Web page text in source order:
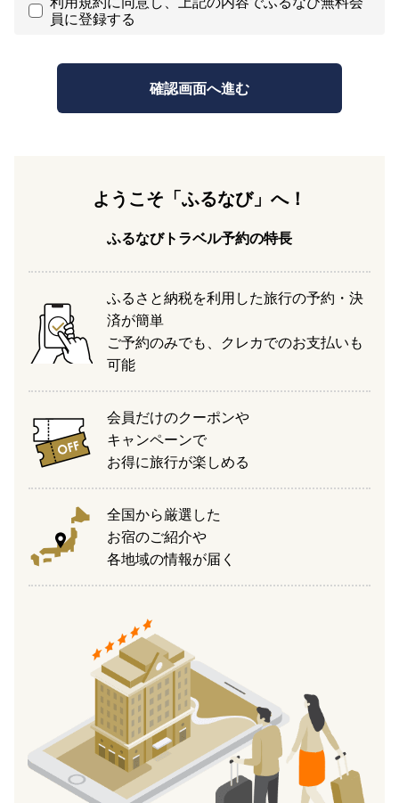
員に登録する
ようこそ「ふるなび」へ！
ふるなびトラベル予約の特長
ふるさと納税を利用した旅行の予約・決
済が簡単
ご予約のみでも、クレカでのお支払いも
可能
会員だけのクーポンや
キャンペーンで
お得に旅行が楽しめる
全国から厳選した
お宿のご紹介や
各地域の情報が届く